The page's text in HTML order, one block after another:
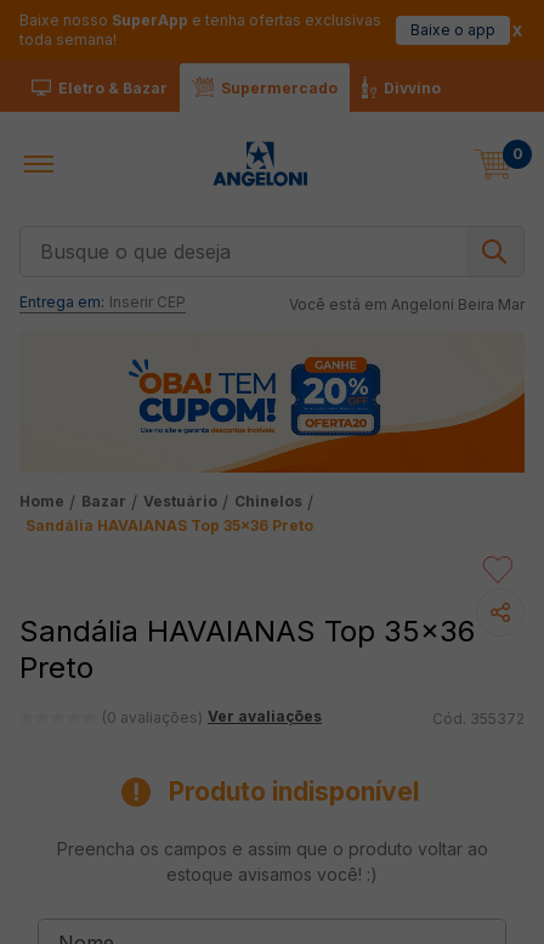
Baixe nosso SuperApp e tenha ofertas exclusivas
toda semana!
Baixe o app
Eletro & Bazar Supermercado Divvino
0
Você está em Angeloni Beira Mar
Entrega em: Inserir CEP
Bazar Vestuário
Chinelos
Sandália HAVAIANAS Top 35x36 Preto
Sandália HAVAIANAS Top 35x36
Preto
(0 avaliações) Ver avaliações 355372
Produto indisponível
Preencha os campos e assim que o produto voltar ao
estoque avisamos você! :)